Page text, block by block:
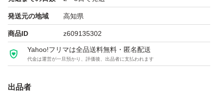
な料理に活用できます。
※商品の規格は「Ｂ品」や「C品」といってサイズや色
（赤ピーマンや赤黒い物が少し含まれます）が不揃いで形
発送元の地域 高知県
商品ID z609135302
Yahoo!フリマは全品送料無料・匿名配送
代金は運営が一旦預かり、評価後、出品者に支払われます
出品者